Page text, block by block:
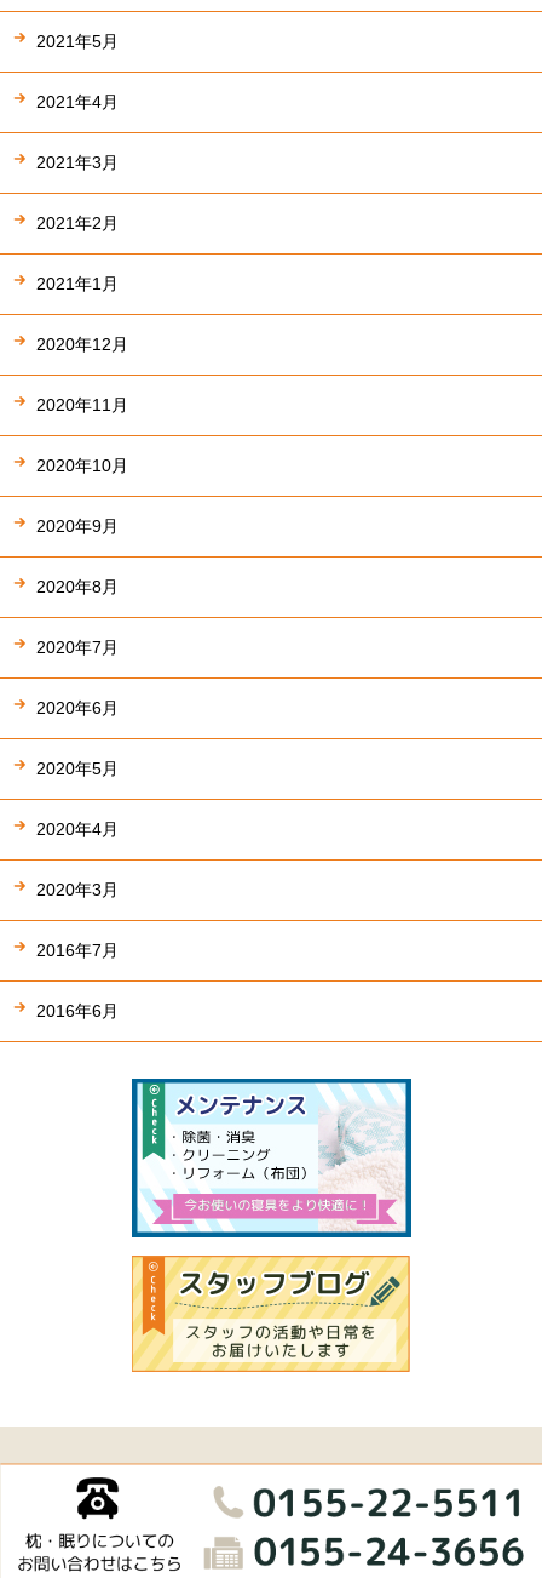
2021年5月
2021年4月
2021年3月
2021年2月
2021年1月
2020年12月
2020年11月
2020年10月
2020年9月
2020年8月
2020年7月
2020年6月
2020年5月
2020年4月
2020年3月
2016年7月
2016年6月